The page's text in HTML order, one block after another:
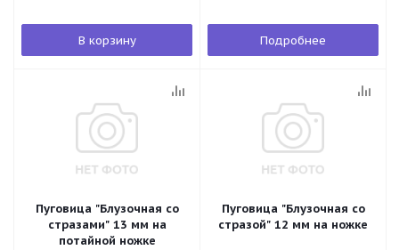
В корзину Подробнее
Пуговица "Блузочная со
стразами" 13 мм на
потайной ножке
Пуговица "Блузочная со
стразой" 12 мм на ножке